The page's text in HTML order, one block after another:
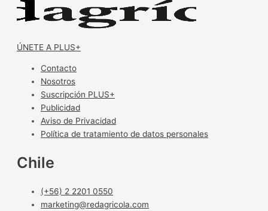
ÚNETE A PLUS+
Contacto
Nosotros
Suscripción PLUS+
Publicidad
Aviso de Privacidad
Política de tratamiento de datos personales
Chile
(+56) 2 2201 0550
marketing@redagricola.com